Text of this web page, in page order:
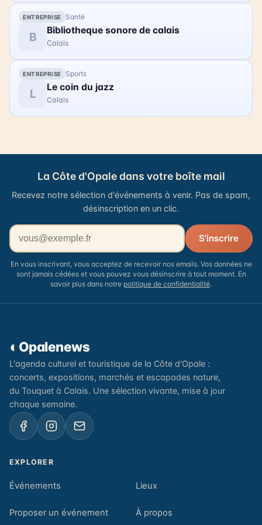
rues du village. Accès libre.
ENTREPRISE Santé
B Bibliotheque sonore de calais
Calais
ENTREPRISE Sports
L Le coin du jazz
Calais
La Côte d'Opale dans votre boîte mail
Recevez notre sélection d'événements à venir. Pas de spam,
désinscription en un clic.
Votre adresse email
S'inscrire
En vous inscrivant, vous acceptez de recevoir nos emails. Vos données ne
sont jamais cédées et vous pouvez vous désinscrire à tout moment. En
savoir plus dans notre politique de confidentialité.
◐ Opalenews
L'agenda culturel et touristique de la Côte d'Opale :
concerts, expositions, marchés et escapades nature,
du Touquet à Calais. Une sélection vivante, mise à jour
chaque semaine.
EXPLORER
Événements Lieux
Proposer un événement À propos